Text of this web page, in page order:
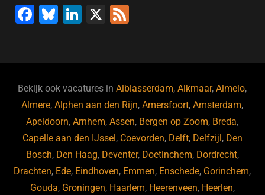
F
b
o
o
k
Bl
ky
Li
dI
n
X
Bekijk ook vacatures inAlblasserdam,Alkmaar,Almelo,
Almere,Alphen aan den Rijn,Amersfoort,Amsterdam,
Apeldoorn,Arnhem,Assen, Bergen op Zoom, Breda,
Capelle aan den IJssel , Coevorden, Delft, Delfzijl , Den
Bosch, Den Haag, Deventer, Doetinchem, Dordrecht,
Drachten, Ede, Eindhoven, Emmen, Enschede, Gorinchem,
Gouda, Groningen, Haarlem, Heerenveen, Heerlen,